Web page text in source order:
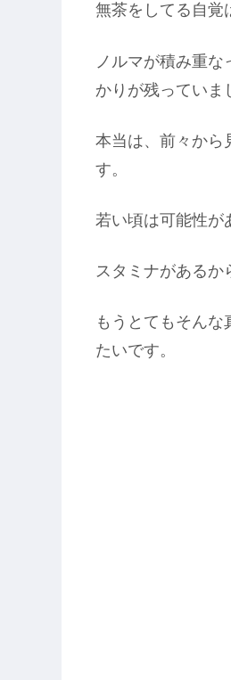
無茶をしてる自覚
ノルマが積み重
かりが残っていま
本当は、前々から
す。
若い頃は可能性が
スタミナがあるか
もうとてもそん
たいです。